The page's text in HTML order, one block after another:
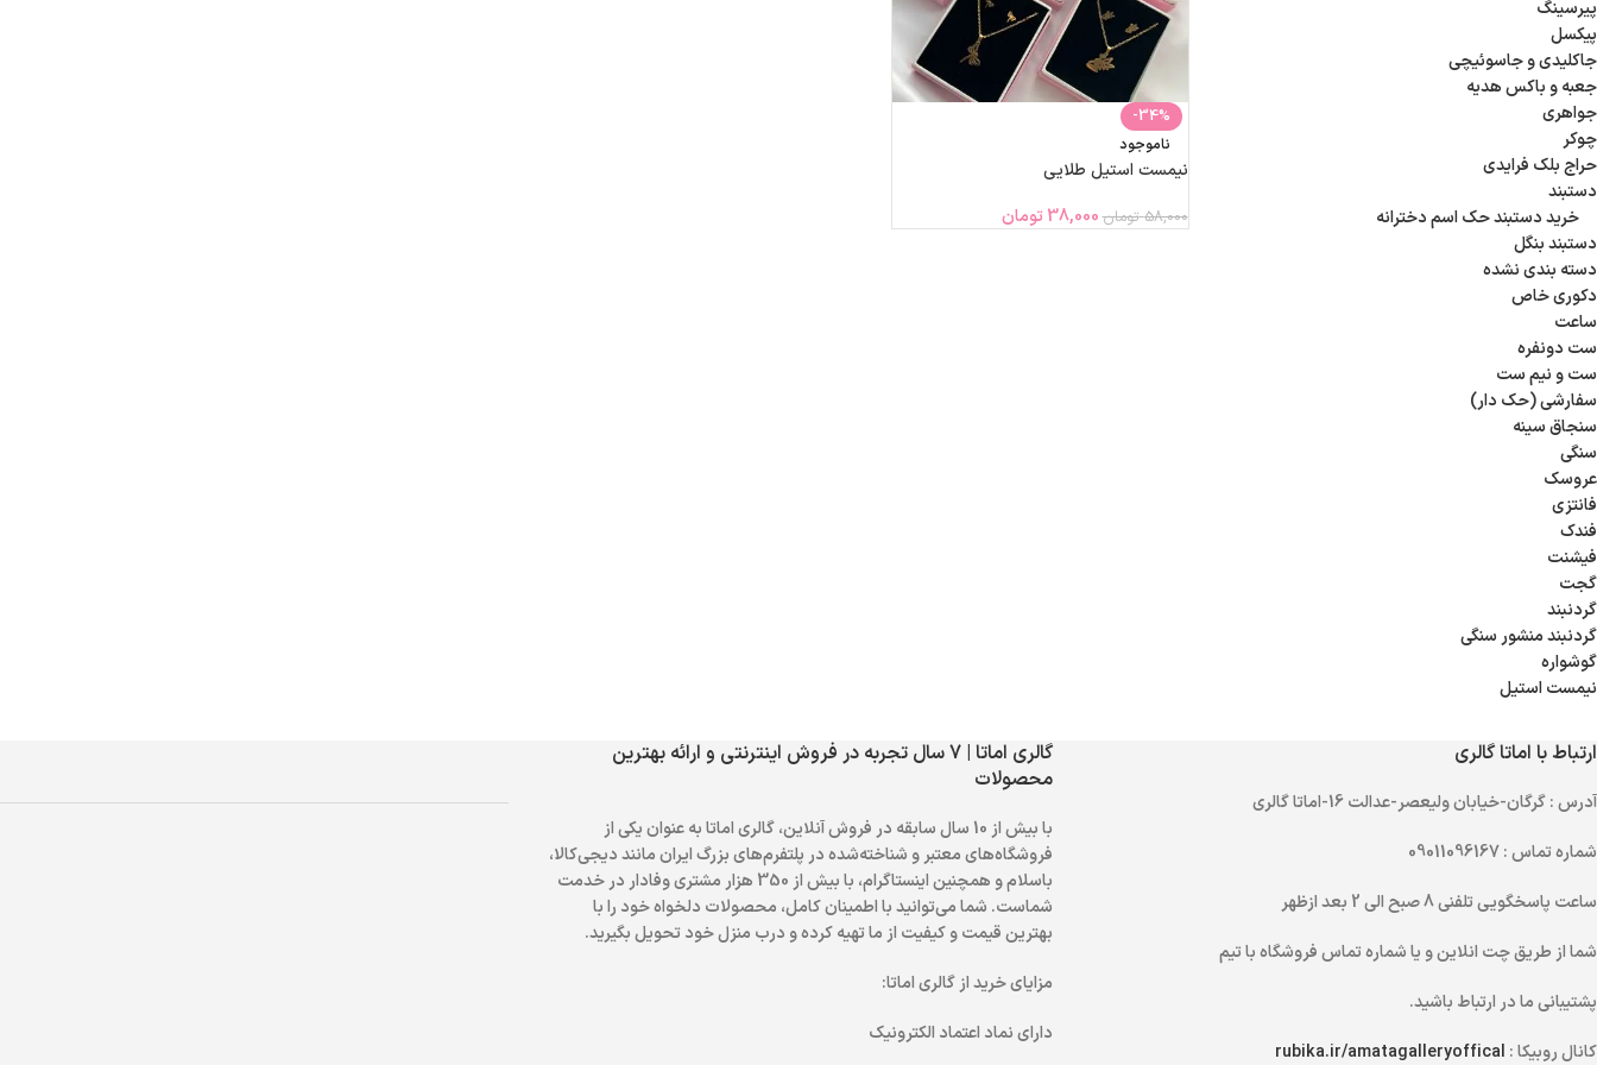
پیرسینگ
پیکسل
جاکلیدی و جاسوئیچی
جعبه و باکس هدیه
جواهری
چوکر
حراج بلک فرایدی
دستبند
خرید دستبند حک اسم دخترانه
دستبند بنگل
دسته بندی نشده
دکوری خاص
ساعت
ست دونفره
ست و نیم ست
سفارشی (حک دار)
سنجاق سینه
سنگی
عروسک
فانتزی
فندک
فیشنت
گجت
گردنبند
گردنبند منشور سنگی
گوشواره
نیمست استیل
-34%
ناموجود
نیمست استیل طلایی
58,000 تومان38,000 تومان
ارتباط با اماتا گالری
آدرس: گرگان-خیابان ولیعصر-عدالت 16-اماتا گالری
شماره تماس: 09011096167
ساعت پاسخگویی تلفنی
شما از طریقچت انلاینو یاشماره تماسفروشگاه با تیم
پشتیبانی ما در ارتباط باشید.
کانال روبیکا : rubika.ir/amatagalleryoffical
گالری اماتا | 7 سال تجربه در فروش اینترنتی و ارائه بهترین
محصولات
با بیش از 10 سال سابقه در فروش آنلاین، گالری اماتا به عنوان یکی از
فروشگاه‌های معتبر و شناخته‌شده در پلتفرم‌های بزرگ ایران مانند دیجی‌کالا،
باسلام و همچنین اینستاگرام، با بیش از 350 هزار مشتری وفادار در خدمت
شماست. شما می‌توانید با اطمینان کامل، محصولات دلخواه خود را با
بهترین قیمت و کیفیت از ما تهیه کرده و درب منزل خود تحویل بگیرید.
مزایای خرید از گالری اماتا:
دارای نماد اعتماد الکترونیک